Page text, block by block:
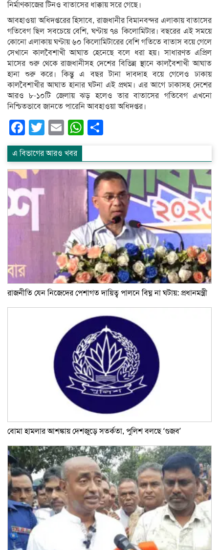
নির্মাণকাজের টিনও বাতাসের ধাক্কায় সরে গেছে।
আবহাওয়া অধিদপ্তরের হিসাবে, রাজধানীর বিমানবন্দর এলাকায় বাতাসের
গতিবেগ ছিল সবচেয়ে বেশি, ঘণ্টায় ৭৪ কিলোমিটার। বছরের এই সময়ে
কোনো এলাকায় ঘণ্টায় ৬০ কিলোমিটারের বেশি গতিতে বাতাস বয়ে গেলে
সেখানে কালবৈশাখী আঘাত হেনেছে বলে ধরা হয়। সাধারণত এপ্রিল
মাসের শুরু থেকে রাজধানীসহ দেশের বিভিন্ন স্থানে কালবৈশাখী আঘাত
হানা শুরু করে। কিন্তু এ বছর টানা দাবদাহ বয়ে গেলেও ঢাকায়
কালবৈশাখীর আঘাত হানার ঘটনা এই প্রথম। এর আগে ঢাকাসহ দেশের
আরও ৮-১০টি জেলায় ঝড় হলেও তার বাতাসের গতিবেগ এখনো
নিশ্চিতভাবে জানতে পারেনি আবহাওয়া অধিদপ্তর।
Facebook
Twitter
EmailWhatsApp
এ বিভাগের আরও খবর
রাজনীতি যেন নিজেদের পেশাগত দায়িত্ব পালনে বিঘ্ন না ঘটায়: প্রধানমন্ত্রী
বোমা হামলার আশঙ্কায় দেশজুড়ে সতর্কতা, পুলিশ বলছে ‘গুজব’